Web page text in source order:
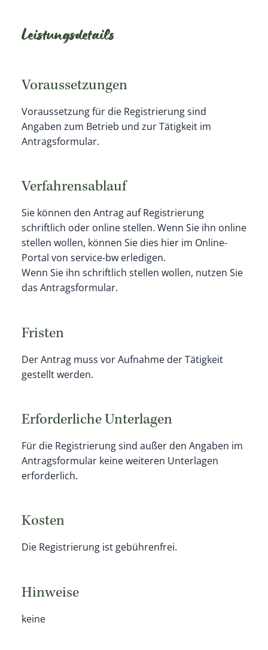
Leistungsdetails
Voraussetzungen
Voraussetzung für die Registrierung sind
Angaben zum Betrieb und zur Tätigkeit im
Antragsformular.
Verfahrensablauf
Sie können den Antrag auf Registrierung
schriftlich oder online stellen. Wenn Sie ihn online
stellen wollen, können Sie dies hier im Online-
Portal von service-bw erledigen.
Wenn Sie ihn schriftlich stellen wollen, nutzen Sie
das Antragsformular.
Fristen
Der Antrag muss vor Aufnahme der Tätigkeit
gestellt werden.
Erforderliche Unterlagen
Für die Registrierung sind außer den Angaben im
Antragsformular keine weiteren Unterlagen
erforderlich.
Kosten
Die Registrierung ist gebührenfrei.
Hinweise
keine